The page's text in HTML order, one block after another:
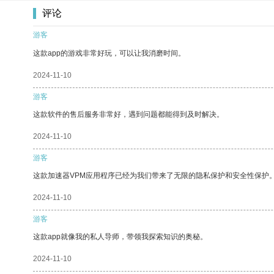
评论
游客
这款app的游戏非常好玩，可以让我消磨时间。
2024-11-10
游客
这款软件的售后服务非常好，遇到问题都能得到及时解决。
2024-11-10
游客
这款加速器VPM应用程序已经为我们带来了无限的隐私保护和安全性保护
2024-11-10
游客
这款app就像我的私人导师，带领我探索知识的奥秘。
2024-11-10